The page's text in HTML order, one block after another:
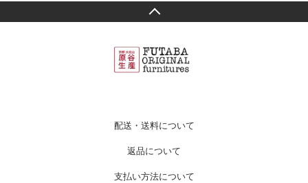
配送・送料について
返品について
支払い方法について